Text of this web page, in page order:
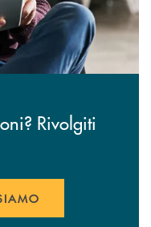
Rivolgiti